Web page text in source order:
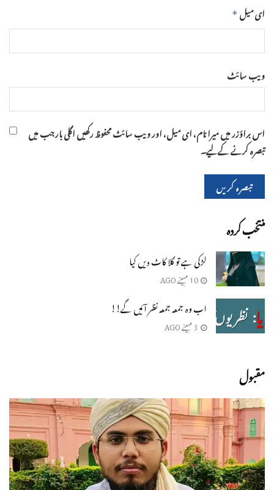
ای میل *
ویب‌ سائٹ
اس براؤزر میں میرا نام، ای میل، اور ویب سائٹ محفوظ رکھیں اگلی بار جب میں
تبصرہ کرنے کےلیے۔
منتخب کردہ
لڑکی ہے تو گلا کاٹ دیں کیا
اب وہ جمعہ جمعہ نظر آئیں گے!!
مقبول